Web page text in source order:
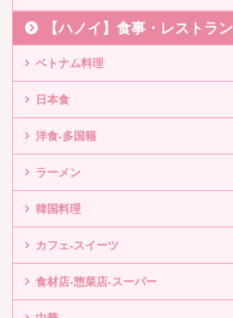
【ハノイ】食事・レストラン
ベトナム料理
日本食
洋食-多国籍
ラーメン
韓国料理
カフェ-スイーツ
食材店-惣菜店-スーパー